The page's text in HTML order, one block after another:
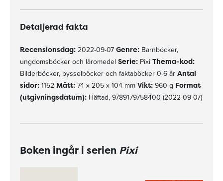
Detaljerad fakta
Recensionsdag: 2022-09-07 Genre: Barnböcker,
ungdomsböcker och läromedel Serie: Pixi Thema-kod:
Bilderböcker, pysselböcker och faktaböcker 0-6 år Antal
sidor: 1152 Mått: 74 x 205 x 104 mm Vikt: 960 g Format
(utgivningsdatum): Häftad, 9789179758400 (2022-09-07)
Boken ingår i serien Pixi